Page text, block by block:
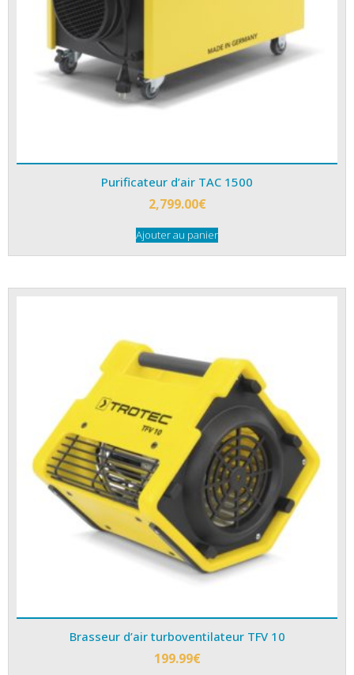
Purificateur d’air TAC 1500
2,799.00€
Ajouter au panier
Brasseur d’air turboventilateur TFV 10
199.99€